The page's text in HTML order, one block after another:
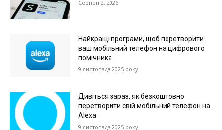
Серпен 2, 2026
Найкращі програми, щоб перетворити
ваш мобільний телефон на цифрового
помічника
9 листопада 2025 року
Дивіться зараз, як безкоштовно
перетворити свій мобільний телефон на
Alexa
9 листопада 2025 року